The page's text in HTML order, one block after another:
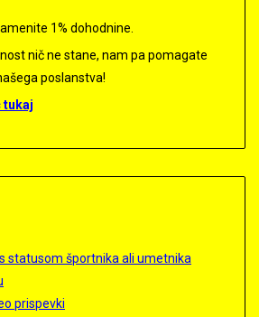
1% dohodnine.
nič ne stane, nam pa pomagate
poslanstva!
tukaj
statusom športnika ali umetnika
prispevki